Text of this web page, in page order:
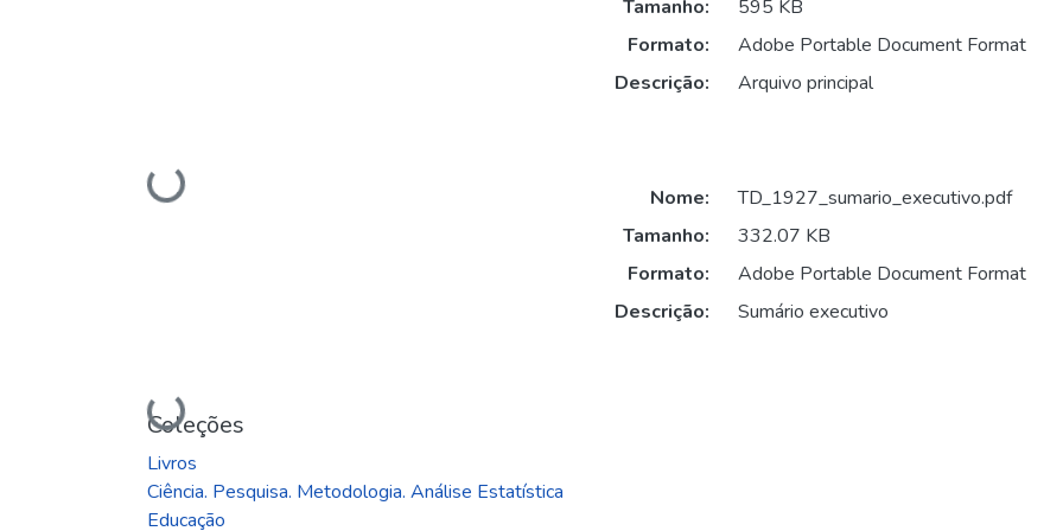
Carregando...
Tamanho:
595 KB
Formato:
Adobe Portable Document Format
Descrição:
Arquivo principal
Carregando...
Nome:
TD_1927_sumario_executivo.pdf
Tamanho:
332.07 KB
Formato:
Adobe Portable Document Format
Descrição:
Sumário executivo
Coleções
Livros
Ciência. Pesquisa. Metodologia. Análise Estatística
Educação